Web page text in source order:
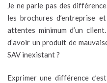
Je ne parle pas des
les brochures d’entreprise
attentes minimum d’un
d’avoir un produit de
SAV inexistant ?
Exprimer une différence